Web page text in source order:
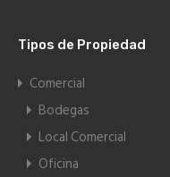
Tipos de Propiedad
Comercial
Bodegas
Local Comercial
Oficina